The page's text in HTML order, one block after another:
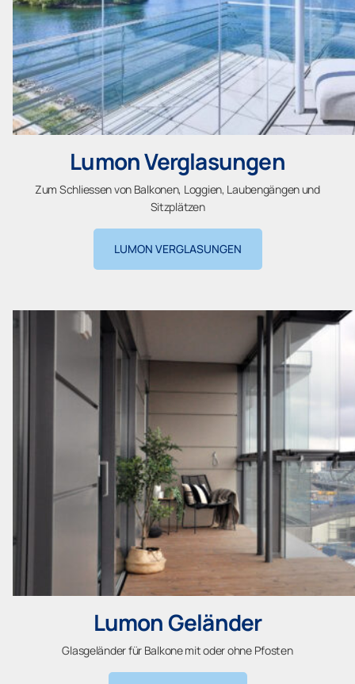
Lumon Verglasungen
Zum Schliessen von Balkonen, Loggien, Laubengängen und
Sitzplätzen
LUMON VERGLASUNGEN
Lumon Geländer
Glasgeländer für Balkone mit oder ohne Pfosten